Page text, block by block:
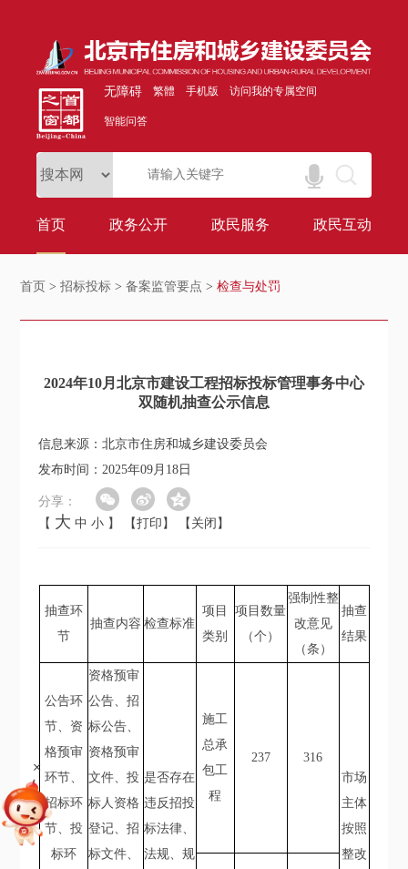
无障碍 繁體 手机版 访问我的专属空间
智能问答
首页 政务公开 政民服务 政民互动
首页 >招标投标 >备案监管要点 >检查与处罚
2024年10月北京市建设工程招标投标管理事务中心
双随机抽查公示信息
信息来源：北京市住房和城乡建设委员会
发布时间：2025年09月18日
分享：
【 大 中 小 】 【打印】 【关闭】
抽查环
节
抽查内容 检查标准
项目
类别
项目数量
（个）
强制性整
改意见
（条）
抽查
结果
公告环
节、资
格预审
环节、
招标环
节、投
标环
资格预审
公告、招
标公告、
资格预审
文件、投
标人资格
登记、招
标文件、
是否存在
违反招投
标法律、
法规、规
施工
总承
包工
程
237
316
市场
主体
按照
整改
+